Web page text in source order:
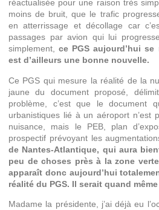
réactualisée pour une raison très
moins de bruit, que le trafic
en atterrissage et décollage car
passages par avion qui lui
simplement,ce PGS aujourd’hui
est d’ailleurs une bonne nouvelle.
Ce PGS qui mesure la réalité de la
jaune du document proposé,
problème, c’est que le document
urbanistiques lié à un aéroport n’est
nuisance, mais le PEB, plan
prospectif prévoyant les
de Nantes-Atlantique, qui aura
peu de choses près à la zone
apparaît donc aujourd’hui
réalité du PGS. Il serait quand
Madame la présidente, j’ai déjà eu